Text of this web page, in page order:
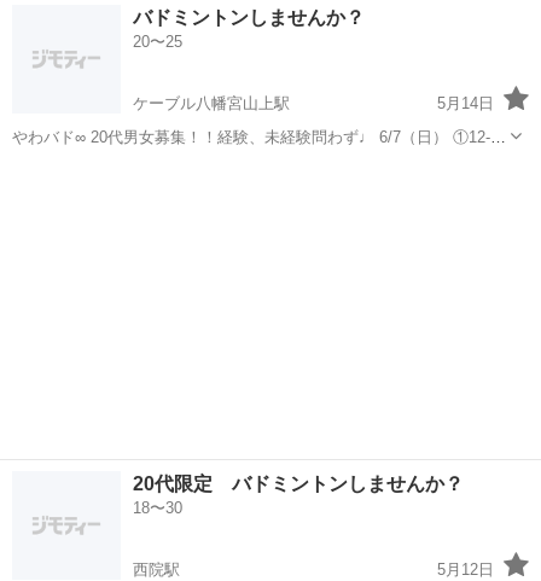
スポーツです。活動中は、ラリー練習だけでなく途中から試合形式で
楽しんでいます。 「試合が好き...
ＪＲ小倉駅 バドミントン
バドミントンしませんか？
20〜25
ケーブル八幡宮山上駅
5月14日
やわバド∞ 20代男女募集！！経験、未経験問わず♩ 6/7（日） ①12-13
20代限定 バドミントンしませんか？
18〜30
西院駅
5月12日